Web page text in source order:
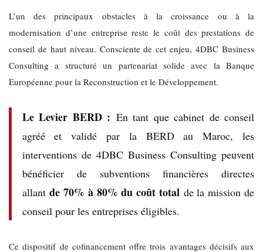
L’un des principaux obstacles à la croissance ou à la
modernisation d’une entreprise reste le coût des prestations de
conseil de haut niveau. Consciente de cet enjeu, 4DBC Business
Consulting a structuré un partenariat solide avec la Banque
Européenne pour la Reconstruction et le Développement.
Le Levier BERD : En tant que cabinet de conseil
agréé et validé par la BERD au Maroc, les
interventions de 4DBC Business Consulting peuvent
bénéficier de subventions financières directes
allantde 70% à 80% du coût totalde la mission de
conseil pour les entreprises éligibles.
Ce dispositif de cofinancement offre trois avantages décisifs aux